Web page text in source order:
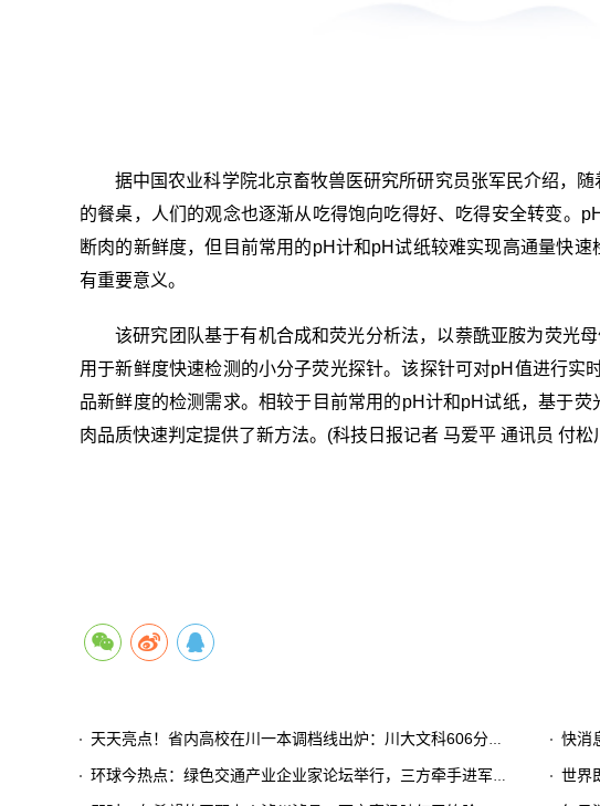
据中国农业科学院北京畜牧兽医研究所研究员张军民介绍，随
的餐桌，人们的观念也逐渐从吃得饱向吃得好、吃得安全转变。
断肉的新鲜度，但目前常用的pH计和pH试纸较难实现高通量快
有重要意义。
该研究团队基于有机合成和荧光分析法，以萘酰亚胺为荧光
用于新鲜度快速检测的小分子荧光探针。该探针可对pH值进行实
品新鲜度的检测需求。相较于目前常用的pH计和pH试纸，基于
肉品质快速判定提供了新方法。(科技日报记者 马爱平 通讯员 付松
天天亮点！省内高校在川一本调档线出炉：川大文科606分，电子科大理科646分（持续更新） 快消
环球今热点：绿色交通产业企业家论坛举行，三方牵手进军重卡领域 世界